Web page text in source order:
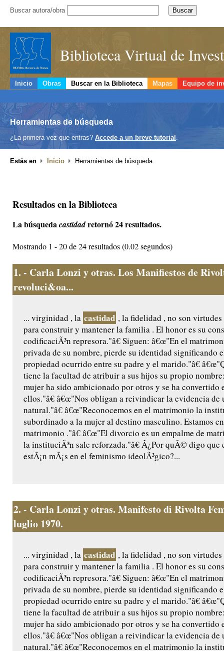
Buscar autora/obra
Biblioteca Virtual de
Inicio Obras Buscar en la Biblioteca Mapas Equipo de
Herramientas de búsqueda
¿La primera vez que entras? Accede a un breve tutorial .
Estás en Inicio Herramientas de búsqueda
Resultados en la Biblioteca
La búsquedacastidadretornó 24 resultados.
Mostrando 1 - 20 de 24 resultados (0.02 segundos)
1. - Carla Lonzi y otras. Los Manifiestos de
revoluci&oa...
... virginidad , la castidad , la fidelidad , no son
para construir y mantener la familia . El honor es su
codificaciÃ³n represora."â€ Siguen: â€œ"En el
privada de su nombre, pierde su identidad significando
propiedad ocurrido entre su padre y el marido."â€
tiene la facultad de atribuir a sus hijos su propio
mujer ha sido ambicionado por otros y se ha
ellos."â€ â€œ"Nos obligan a reivindicar la evidencia de
natural."â€ â€œ"Reconocemos en el matrimonio la
subordinado a la mujer al destino masculino. Estamos
matrimonio ."â€ â€œ"El divorcio es un empalme de
la instituciÃ³n sale reforzada."â€ Â¿Por quÃ© digo que
estÃ¡n mÃ¡s en el feminismo ideolÃ³gico?...
2. - Carla Lonzi y otras. Manifesto di Rivolta
luglio 1970.
... virginidad , la castidad , la fidelidad , no son
para construir y mantener la familia . El honor es su
codificaciÃ³n represora."â€ Siguen: â€œ"En el
privada de su nombre, pierde su identidad significando
propiedad ocurrido entre su padre y el marido."â€
tiene la facultad de atribuir a sus hijos su propio
mujer ha sido ambicionado por otros y se ha
ellos."â€ â€œ"Nos obligan a reivindicar la evidencia de
natural."â€ â€œ"Reconocemos en el matrimonio la